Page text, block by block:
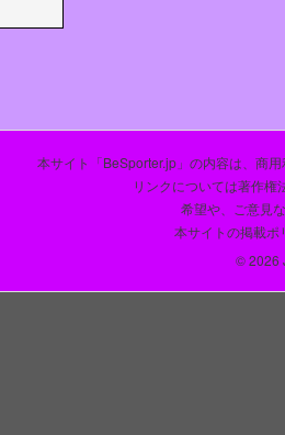
本サイト「BeSporter.jp」の内容は、商
リンクについては著作権
希望や、ご意見
本サイトの掲載ポ
© 2026